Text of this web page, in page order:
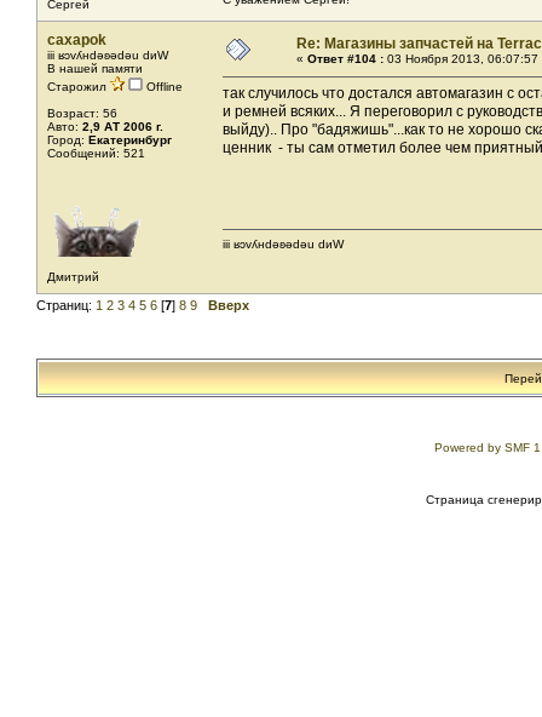
Сергей
caxapok
iii ʁɔvʎнdǝʚǝdǝu dиW
В нашей памяти
Старожил
Offline
Возраст: 56
Авто: 2,9 АТ 2006 г.
Город: Екатеринбург
Сообщений: 521
Дмитрий
Re: Магазины запчастей на
« Ответ #104 : 03 Ноября 2013, 06:07:57
так случилось что достался автомагазин с
и ремней всяких... Я переговорил с
выйду).. Про "бадяжишь"...как то не хорошо
ценник - ты сам отметил более чем
iii ʁɔvʎнdǝʚǝdǝu dиW
Страниц: 1 2 3 4 5 6 [7] 8 9 Вверх
Powered by SMF
Страница